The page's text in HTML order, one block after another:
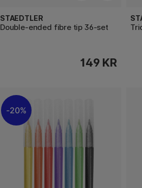
STAEDTLER
Double-ended fibre tip 36-set
149 KR
20%